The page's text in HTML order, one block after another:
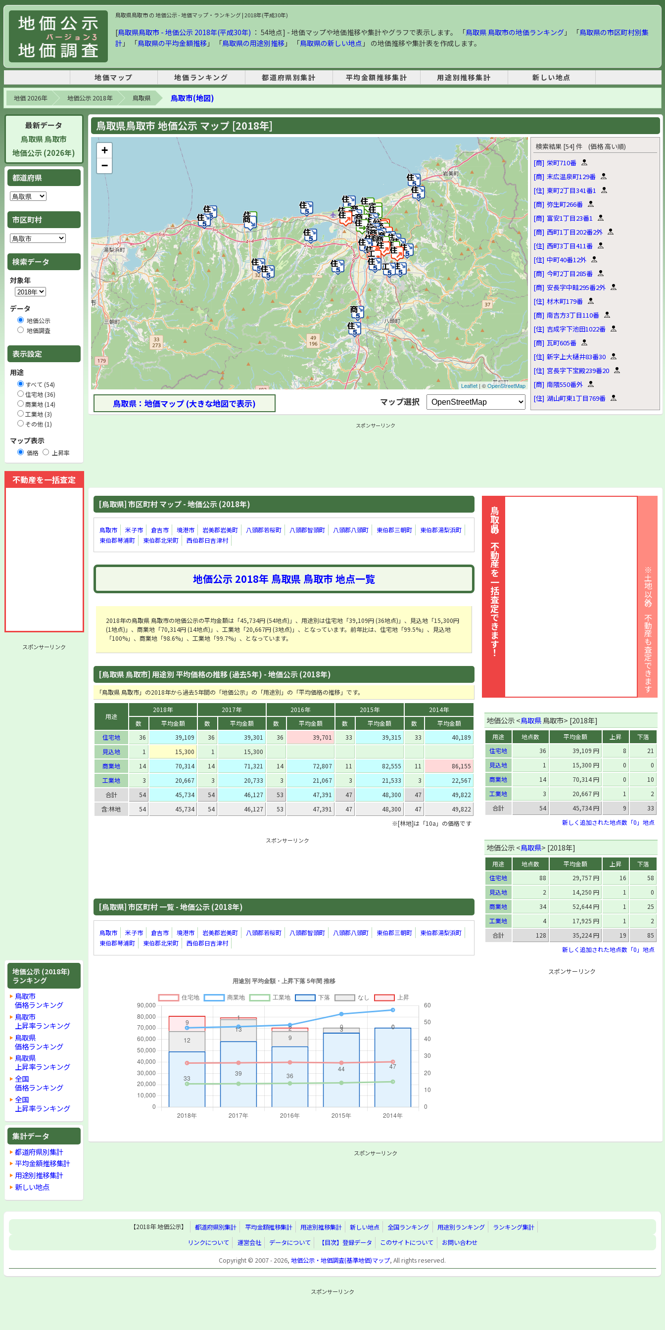
鳥取県鳥取市 の 地価公示 - 地価マップ・ランキング | 2018年(平成30年)
[鳥取県鳥取市 - 地価公示 2018年(平成30年) ： 54地点] - 地価マップや地価推移や集計やグラフで表示します。 「鳥取県 鳥取市の地価ランキング」 「鳥取県の市区町村別集
計」 「鳥取県の平均金額推移」 「鳥取県の用途別推移」 「鳥取県の新しい地点 」 の地価推移や集計表を作成します。
地価マップ 地価ランキング 都道府県別集計 平均金額推移集計 用途別推移集計 新しい地点
地価 2026年 地価公示 2018年 鳥取県 鳥取市(地図)
最新データ
鳥取県 鳥取市
地価公示 (2026年)
都道府県
市区町村
検索データ
対象年
データ
地価公示
地価調査
表示設定
用途
すべて (54)
住宅地 (36)
商業地 (14)
工業地 (3)
その他 (1)
マップ表示
価格 上昇率
不動産を一括査定
スポンサーリンク
地価公示 (2018年)
ランキング
鳥取市
価格ランキング
鳥取市
上昇率ランキング
鳥取県
価格ランキング
鳥取県
上昇率ランキング
全国
価格ランキング
全国
上昇率ランキング
集計データ
都道府県別集計
平均金額推移集計
用途別推移集計
新しい地点
鳥取県鳥取市 地価公示 マップ [2018年]
+
−
Leaflet| ©OpenStreetMap
鳥取県：地価マップ (大きな地図で表示) マップ選択
検索結果 [54] 件 (価格 高い順)
[商] 栄町710番
[商] 末広温泉町129番
[住] 東町2丁目341番1
[商] 弥生町266番
[商] 富安1丁目23番1
[商] 西町1丁目202番2外
[住] 西町3丁目411番
[住] 中町40番12外
[商] 今町2丁目285番
[商] 安長字中畦295番2外
[住] 材木町179番
[商] 南吉方3丁目110番
[住] 吉成字下池田1022番
[商] 瓦町605番
[住] 新字上大樋井83番30
[住] 宮長字下宝殿239番20
[商] 南隈550番外
[住] 湖山町東1丁目769番
[商] 吉方町2丁目511番
[住] 大杙字横長258番26
[工] 叶字上井原135番1外
[住] 馬場字東屋敷274番2外
[住] 生山字上土居44番
[商] 気高町勝見字湯尻693番4
[住] 気高町浜村字西浜783番1205外
[工] 南栄町10番2外
[住] 鹿野町鹿野字下町北裏1327番
[住] 伏野字屋敷ノ壱1098番
青谷町青谷字八軒屋3766番1外
[宅] 浜坂字大手町204番1
[住] 福部町細川字下屋敷314番
[住] 河原町曳田字下土居215番2外
[住] 中村字椎木下分390番
[住]
青谷町吉川字菅田36番6
[住] 鹿野町末用字今在家413番2
スポンサーリンク
[鳥取県] 市区町村 マップ - 地価公示 (2018年)
鳥取市 米子市 倉吉市 境港市 岩美郡岩美町 八頭郡若桜町 八頭郡智頭町 八頭郡八頭町 東伯郡三朝町
東伯郡湯梨浜町
東伯郡琴浦町
東伯郡北栄町 西伯郡日吉津村
地価公示 2018年 鳥取県 鳥取市 地点一覧
2018年の鳥取県 鳥取市の地価公示の平均金額は「45,734円 (54地点)」、用途別は住宅地「39,109円 (36地点)」、見込地「15,300円
(1地点)」、商業地「70,314円 (14地点)」、工業地「20,667円 (3地点)」、となっています。前年比は、住宅地「99.5%」、見込地
「100%」、商業地「98.6%」、工業地「99.7%」、となっています。
[鳥取県 鳥取市] 用途別 平均価格の推移 (過去5年) - 地価公示 (2018年)
「鳥取県 鳥取市」の2018年から過去5年間の「地価公示」の「用途別」の「平均価格の推移」です。
用途
2018年 2017年 2016年 2015年
2014年
数
平均金額 数 平均金額 数 平均金額 数 平均金額 数
平均金額
住宅地
36 39,109 36 39,301 36 39,701 33 39,315 33
40,189
見込地
1 15,300 1
15,300
商業地
14 70,314 14 71,321 14 72,807 11 82,555 11
86,155
工業地
3 20,667 3 20,733 3 21,067 3 21,533 3
22,567
合計
54 45,734 54 46,127 53 47,391 47 48,300 47
49,822
含:林地
54 45,734 54 46,127 53 47,391 47 48,300 47
49,822
※[林地]は「10a」の価格です
スポンサーリンク
[鳥取県] 市区町村 一覧 - 地価公示 (2018年)
鳥取市 米子市 倉吉市 境港市 岩美郡岩美町 八頭郡若桜町 八頭郡智頭町 八頭郡八頭町 東伯郡三朝町
東伯郡湯梨浜町
東伯郡琴浦町
東伯郡北栄町 西伯郡日吉津村
鳥取県の不動産を一括査定できます！ ※土地以外の不動産も査定できます
地価公示 <鳥取県鳥取市> [2018年]
用途 地点数 平均金額 上昇
下落
住宅地
36 39,109 円 8
21
見込地
1 15,300 円 0
0
商業地
14 70,314 円 0
10
工業地
3 20,667 円 1
2
合計
54 45,734 円 9
33
新しく追加された地点数「0」地点
地価公示 <鳥取県> [2018年]
用途 地点数 平均金額 上昇
下落
住宅地
88 29,757 円 16
58
見込地
2 14,250 円 1
0
商業地
34 52,644 円 1
25
工業地
4 17,925 円 1
2
合計
128 35,224 円 19
85
新しく追加された地点数「0」地点
スポンサーリンク
スポンサーリンク
【2018年 地価公示】 都道府県別集計 平均金額推移集計 用途別推移集計 新しい地点 全国ランキング 用途別ランキング
ランキング集計
リンクについて
運営会社 データについて 【目次】登録データ このサイトについて
お問い合わせ
Copyright © 2007 - 2026,地価公示・地価調査(基準地価)マップ, All rights reserved.
スポンサーリンク